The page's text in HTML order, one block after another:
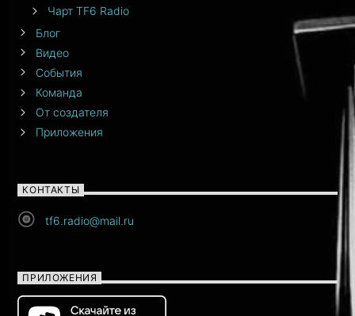
Чарт TF6 Radio
Блог
Видео
События
Команда
От создателя
Приложения
КОНТАКТЫ
tf6.radio@mail.ru
ПРИЛОЖЕНИЯ